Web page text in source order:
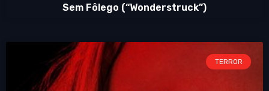
Sem Fôlego (“Wonderstruck”)
TERROR